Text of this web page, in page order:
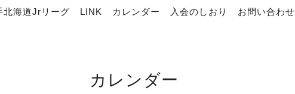
北海道Jrリーグ
LINK カレンダー 入会のしおり お問い合わせ
カレンダー